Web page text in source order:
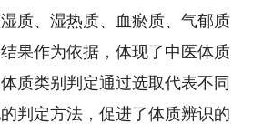
质、湿热质、血瘀质、气郁质
果作为依据，体现了中医体质
质类别判定通过选取代表不同
判定方法，促进了体质辨识的